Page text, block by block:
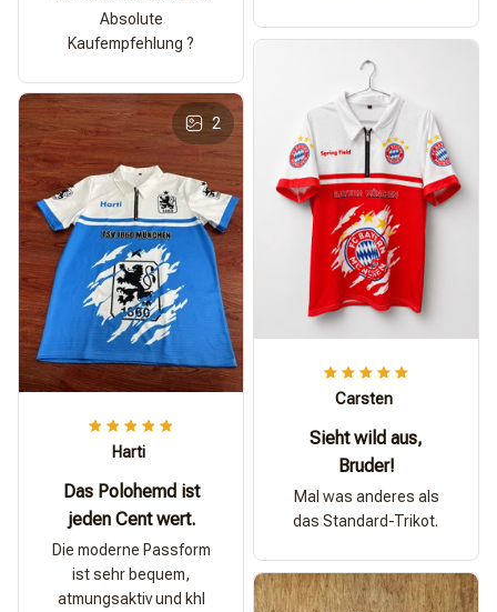
Absolute
Kaufempfehlung ?
Carsten
Sieht wild aus,
Bruder!
Mal was anderes als
das Standard-Trikot.
2
Harti
Das Polohemd ist
jeden Cent wert.
Die moderne Passform
ist sehr bequem,
atmungsaktiv und khl